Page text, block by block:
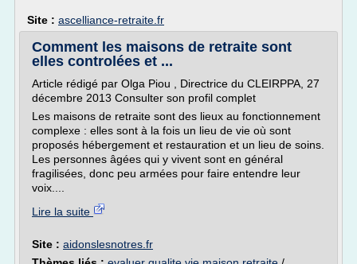
Site : ascelliance-retraite.fr
Comment les maisons de retraite sont
elles controlées et ...
Article rédigé par Olga Piou , Directrice du CLEIRPPA, 27
décembre 2013 Consulter son profil complet
Les maisons de retraite sont des lieux au fonctionnement
complexe : elles sont à la fois un lieu de vie où sont
proposés hébergement et restauration et un lieu de soins.
Les personnes âgées qui y vivent sont en général
fragilisées, donc peu armées pour faire entendre leur
voix....
Lire la suite
Site : aidonslesnotres.fr